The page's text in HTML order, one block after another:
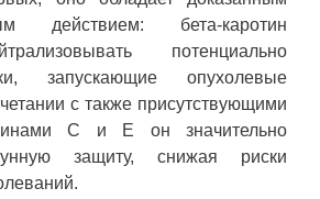
действием: бета-каротин
потенциально
запускающие опухолевые
с также присутствующими
C и E он значительно
защиту, снижая риски